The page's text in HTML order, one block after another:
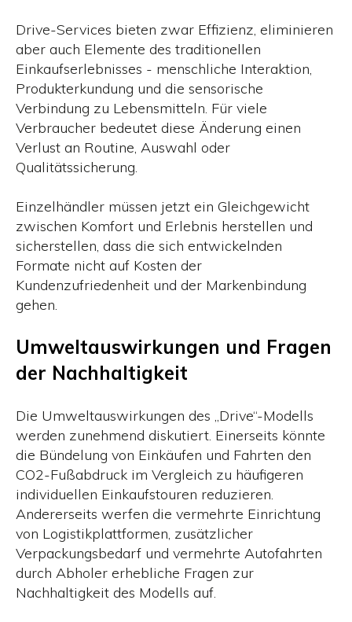
Drive-Services bieten zwar Effizienz, eliminieren
aber auch Elemente des traditionellen
Einkaufserlebnisses - menschliche Interaktion,
Produkterkundung und die sensorische
Verbindung zu Lebensmitteln. Für viele
Verbraucher bedeutet diese Änderung einen
Verlust an Routine, Auswahl oder
Qualitätssicherung.
Einzelhändler müssen jetzt ein Gleichgewicht
zwischen Komfort und Erlebnis herstellen und
sicherstellen, dass die sich entwickelnden
Formate nicht auf Kosten der
Kundenzufriedenheit und der Markenbindung
gehen.
Umweltauswirkungen und Fragen
der Nachhaltigkeit
Die Umweltauswirkungen des „Drive“-Modells
werden zunehmend diskutiert. Einerseits könnte
die Bündelung von Einkäufen und Fahrten den
CO2-Fußabdruck im Vergleich zu häufigeren
individuellen Einkaufstouren reduzieren.
Andererseits werfen die vermehrte Einrichtung
von Logistikplattformen, zusätzlicher
Verpackungsbedarf und vermehrte Autofahrten
durch Abholer erhebliche Fragen zur
Nachhaltigkeit des Modells auf.